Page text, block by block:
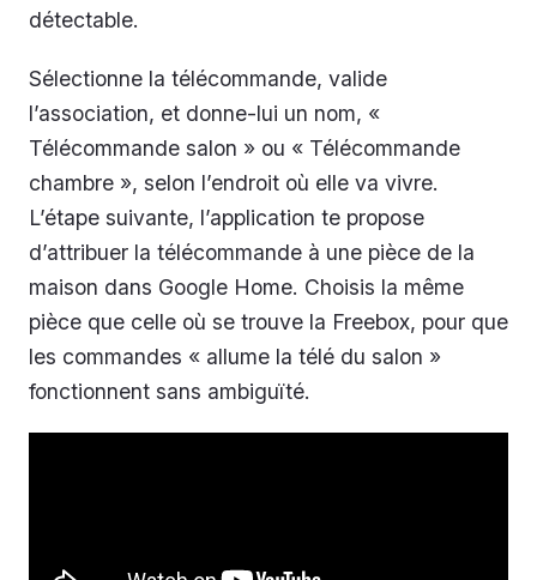
détectable.
Sélectionne la télécommande, valide
l’association, et donne-lui un nom, «
Télécommande salon » ou « Télécommande
chambre », selon l’endroit où elle va vivre.
L’étape suivante, l’application te propose
d’attribuer la télécommande à une pièce de la
maison dans Google Home. Choisis la même
pièce que celle où se trouve la Freebox, pour que
les commandes « allume la télé du salon »
fonctionnent sans ambiguïté.